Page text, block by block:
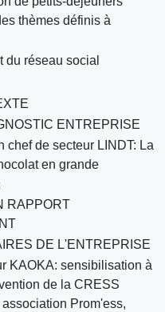
thèmes définis à
du réseau social
ENTREPRISE
chef de secteur LINDT: La
en grande
RAPPORT
DE L'ENTREPRISE
KAOKA: sensibilisation à
de la CRESS
Prom'ess,